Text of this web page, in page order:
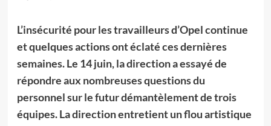
L’insécurité pour les travailleurs d’Opel continue
et quelques actions ont éclaté ces dernières
semaines. Le 14 juin, la direction a essayé de
répondre aux nombreuses questions du
personnel sur le futur démantèlement de trois
équipes. La direction entretient un flou artistique